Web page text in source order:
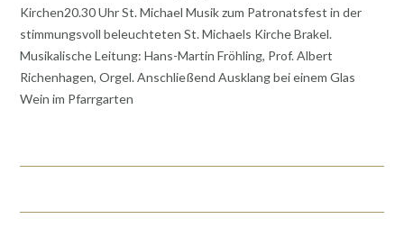
Kirchen20.30 Uhr St. Michael Musik zum Patronatsfest in der
stimmungsvoll beleuchteten St. Michaels Kirche Brakel.
Musikalische Leitung: Hans-Martin Fröhling, Prof. Albert
Richenhagen, Orgel. Anschließend Ausklang bei einem Glas
Wein im Pfarrgarten